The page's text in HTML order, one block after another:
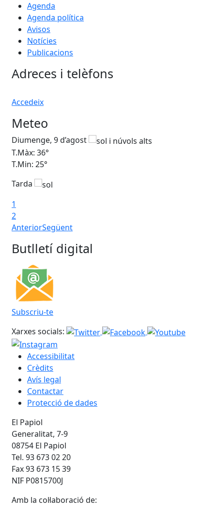
Agenda
Agenda política
Avisos
Notícies
Publicacions
Adreces i telèfons
Accedeix
Meteo
Diumenge, 9 d’agost
T.Màx: 36°
T.Min: 25°
Tarda
1
2
AnteriorSegüent
Butlletí digital
Subscriu-te
Xarxes socials:
Accessibilitat
Crèdits
Avís legal
Contactar
Protecció de dades
El Papiol
Generalitat, 7-9
08754 El Papiol
Tel. 93 673 02 20
Fax 93 673 15 39
NIF P0815700J
Amb la col·laboració de: